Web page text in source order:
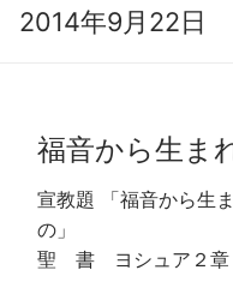
2014年9月22日
福音から生ま
宣教題 「福音から生
の」 宣教
聖 書 ヨシュア２章